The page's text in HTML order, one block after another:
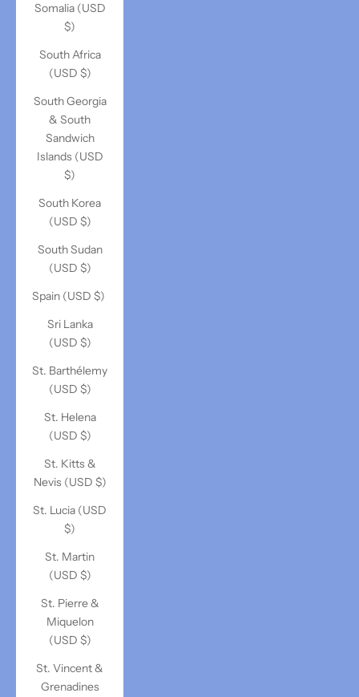
Somalia (USD
$)
South Africa
(USD $)
South Georgia
& South
Sandwich
Islands (USD
$)
South Korea
(USD $)
South Sudan
(USD $)
Spain (USD $)
Sri Lanka
(USD $)
St. Barthélemy
(USD $)
St. Helena
(USD $)
St. Kitts &
Nevis (USD $)
St. Lucia (USD
$)
St. Martin
(USD $)
St. Pierre &
Miquelon
(USD $)
St. Vincent &
Grenadines